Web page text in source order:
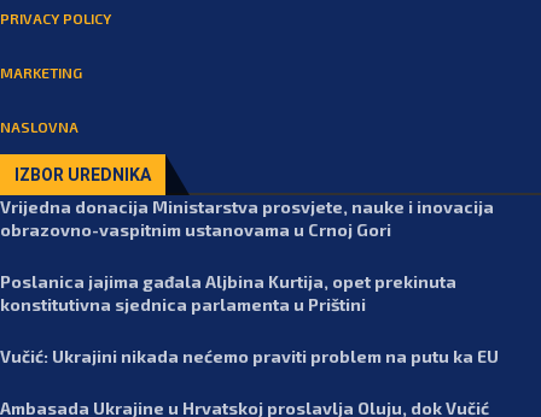
PRIVACY POLICY
MARKETING
NASLOVNA
IZBOR UREDNIKA
Vrijedna donacija Ministarstva prosvjete, nauke i inovacija
obrazovno-vaspitnim ustanovama u Crnoj Gori
Poslanica jajima gađala Aljbina Kurtija, opet prekinuta
konstitutivna sjednica parlamenta u Prištini
Vučić: Ukrajini nikada nećemo praviti problem na putu ka EU
Ambasada Ukrajine u Hrvatskoj proslavlja Oluju, dok Vučić